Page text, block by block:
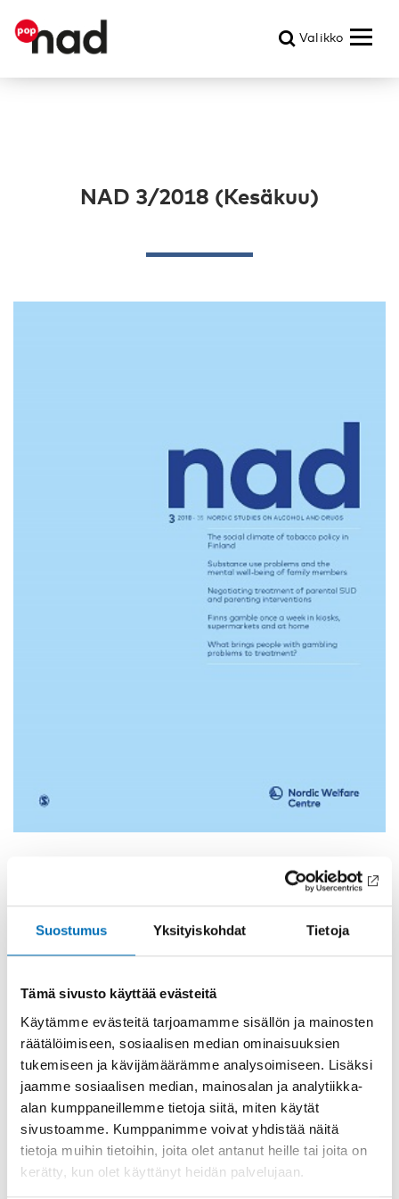
Suostumus Yksityiskohdat Tietoja
Tämä sivusto käyttää evästeitä
Käytämme evästeitä tarjoamamme sisällön ja mainosten
räätälöimiseen, sosiaalisen median ominaisuuksien
tukemiseen ja kävijämäärämme analysoimiseen. Lisäksi
jaamme sosiaalisen median, mainosalan ja analytiikka-
alan kumppaneillemme tietoja siitä, miten käytät
sivustoamme. Kumppanimme voivat yhdistää näitä
tietoja muihin tietoihin, joita olet antanut heille tai joita on
kerätty, kun olet käyttänyt heidän palvelujaan.
Valikko
NAD 3/2018 (Kesäkuu)
Social causes of depression, anxiety and stress
Matilda Hellman
Social climate on tobacco control in an advanced tobacco
control country: A population-based study in Finland
Otto Ruokolainen, Hanna Ollila, Kristiina Patja, Katja
Depression, anxiety, and stress from substance-use disorder
among family members in Iceland
Jóna Ólafsdóttir, Steinunn Hrafnsdóttir, Tarja Orjasniemi
Rescue the child or treat the adult? Understandings among
professionals in dual treatment of substance-use disorders
and parenting